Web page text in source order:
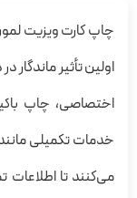
چاپ کارت ویزیت
اولین تأثیر
اختصاصی، چاپ
خدمات تکمیلی
می‌کنند تا